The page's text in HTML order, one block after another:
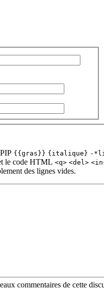
{{gras}} {italique} -
le code HTML <q> <del>
des lignes vides.
commentaires de cette